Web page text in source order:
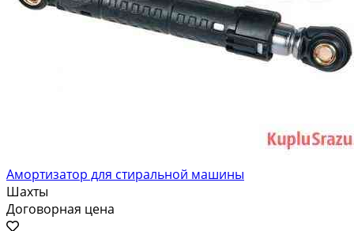
Амортизатор для стиральной машины
Шахты
Договорная цена